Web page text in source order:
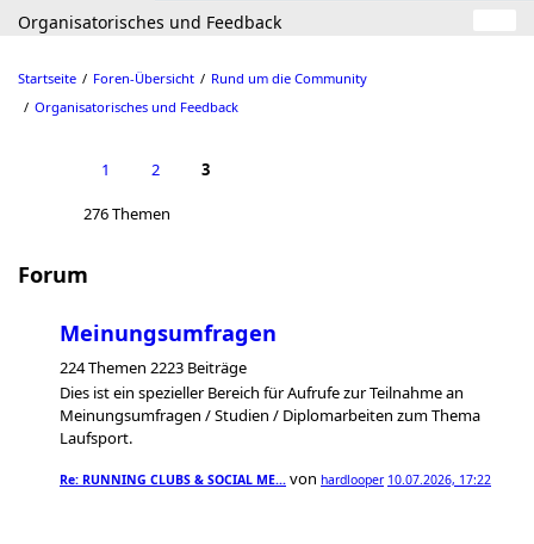
Organisatorisches und Feedback
Startseite Foren-Übersicht
Rund um die Community
Organisatorisches und Feedback
1 2 3
276 Themen
Forum
Meinungsumfragen
224 Themen 2223 Beiträge
Dies ist ein spezieller Bereich für Aufrufe zur Teilnahme an
Meinungsumfragen / Studien / Diplomarbeiten zum Thema
Laufsport.
Re: RUNNING CLUBS & SOCIAL ME… von hardlooper 10.07.2026, 17:22